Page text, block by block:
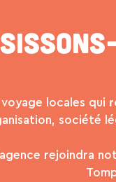
locales qui
société
rejoindra